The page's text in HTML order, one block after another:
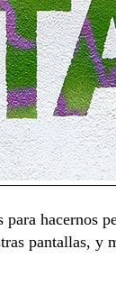
hacernos
pantallas, y